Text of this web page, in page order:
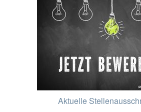
Aktuelle